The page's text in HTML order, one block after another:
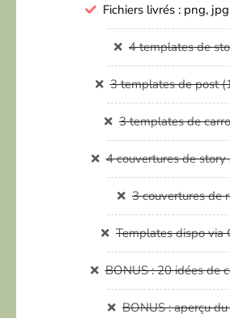
Fichiers livrés : png,
4 templates de
3 templates de post
3 templates de
4 couvertures de story
3 couvertures de
Templates dispo via
BONUS : 20 idées de
BONUS : aperçu